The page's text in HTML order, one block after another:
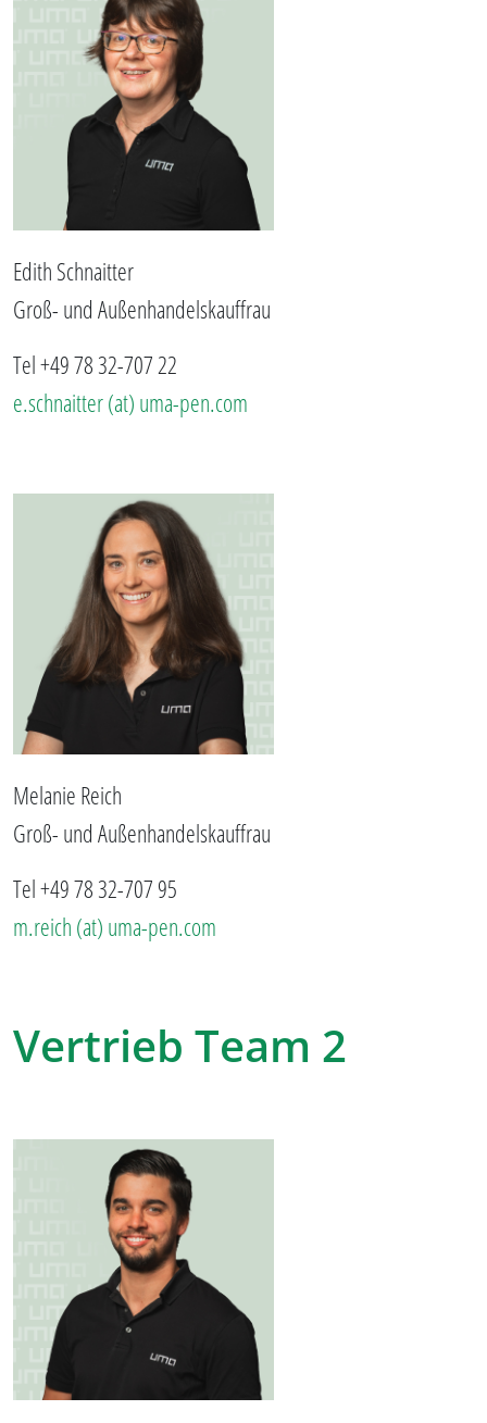
Edith Schnaitter
Groß- und Außenhandelskauffrau
Tel +49 78 32-707 22
e.schnaitter (at) uma-pen.com
Melanie Reich
Groß- und Außenhandelskauffrau
Tel +49 78 32-707 95
m.reich (at) uma-pen.com
Vertrieb Team 2